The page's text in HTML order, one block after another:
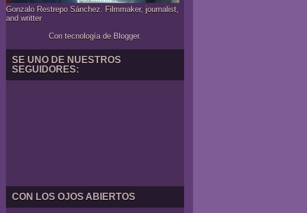
Gonzalo Restrepo Sánchez. Filmmaker, journalist,
and writter
Con tecnología de Blogger.
SE UNO DE NUESTROS
SEGUIDORES:
CON LOS OJOS ABIERTOS